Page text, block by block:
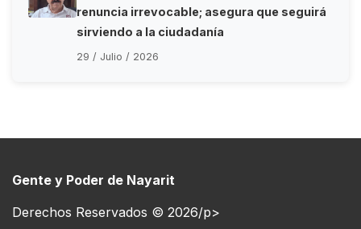
renuncia irrevocable; asegura que seguirá
sirviendo a la ciudadanía
29 / Julio / 2026
Gente y Poder de Nayarit
Derechos Reservados © 2026/p>